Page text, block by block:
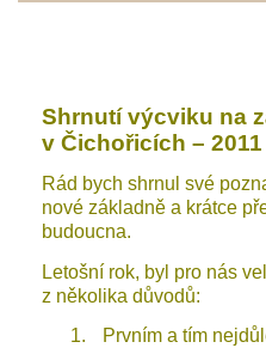
Shrnutí výcviku na
v Čichořicích – 2011
Rád bych shrnul své
nové základně a krátce
budoucna.
Letošní rok, byl pro nás
z několika důvodů:
1.
Prvním a tím